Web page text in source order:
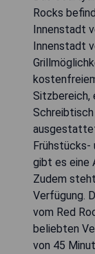
Rocks
Innenstadt
Innenstadt
Sitzbereich,
Frühstücks-
gibt es eine
Zudem
Verfügung.
vom Red
beliebten
von 45